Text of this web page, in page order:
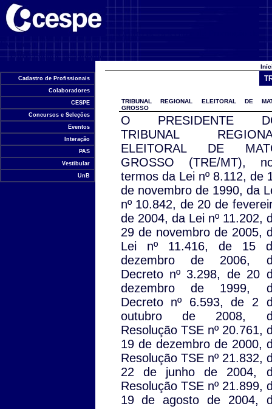
Eventos
Universidade de Brasília
Cadastro de Profissionais
Colaboradores
CESPE
Concursos e Seleções
Eventos
Interação
PAS
Vestibular
UnB
TRIBUNAL REGIONAL ELEITORAL DE
GROSSO
O PRESIDENTE
TRIBUNAL
ELEITORAL DE
GROSSO (TRE/MT),
termos da Lei nº 8.112, de
de novembro de 1990, da
nº 10.842, de 20 de
de 2004, da Lei nº 11.202,
29 de novembro de 2005,
Lei nº 11.416, de 15
dezembro de 2006,
Decreto nº 3.298, de 20
dezembro de 1999,
Decreto nº 6.593, de 2
outubro de 2008,
Resolução TSE nº 20.761,
19 de dezembro de 2000,
Resolução TSE nº 21.832,
22 de junho de 2004,
Resolução TSE nº 21.899,
19 de agosto de 2004,